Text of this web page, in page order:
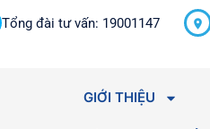
Tổng đài tư vấn: 19001147
GIỚI THIỆU